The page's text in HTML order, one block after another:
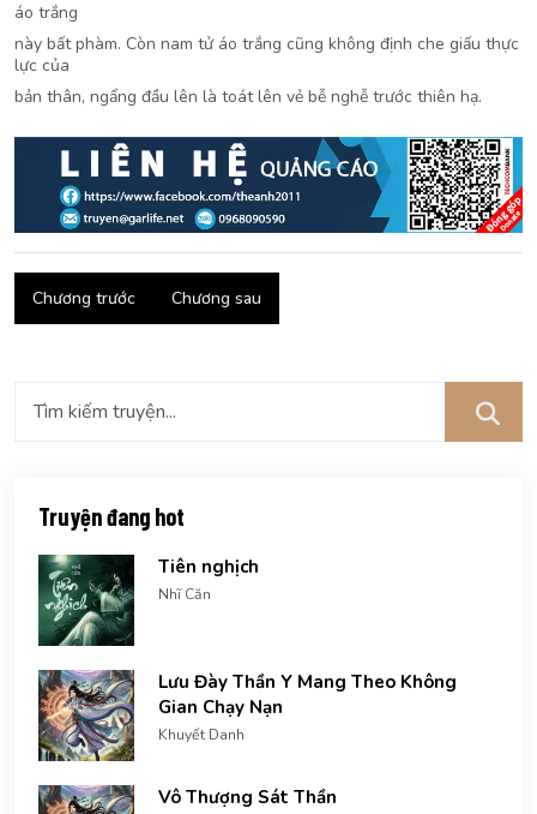
áo trắng
này bất phàm. Còn nam tử áo trắng cũng không định che giấu thực
lực của
bản thân, ngẩng đầu lên là toát lên vẻ bễ nghễ trước thiên hạ.
Chương trước Chương sau
Truyện đang hot
Tiên nghịch
Nhĩ Căn
Lưu Đày Thần Y Mang Theo Không
Gian Chạy Nạn
Khuyết Danh
Vô Thượng Sát Thần